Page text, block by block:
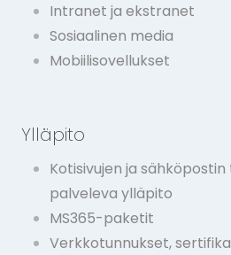
Intranet ja ekstranet
Sosiaalinen media
Mobiilisovellukset
Ylläpito
Kotisivujen ja
palveleva ylläpito
MS365-paketit
Verkkotunnukset,